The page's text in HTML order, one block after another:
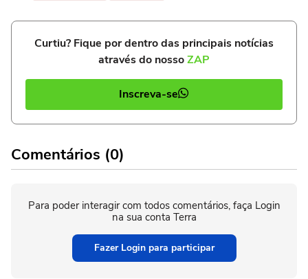
Curtiu? Fique por dentro das principais notícias
através do nossoZAP
Inscreva-se
Comentários (0)
Para poder interagir com todos comentários, faça Login
na sua conta Terra
Fazer Login para participar